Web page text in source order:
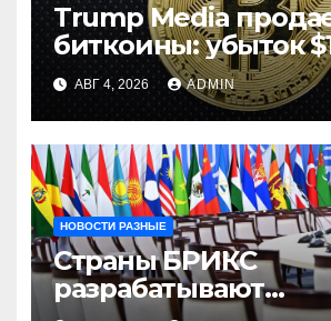
Trump Media
биткоины: убыток
АВГ 4, 2026 ADMIN
НОВОСТИ РАЗНЫЕ
Страны БРИКС
разрабатывают